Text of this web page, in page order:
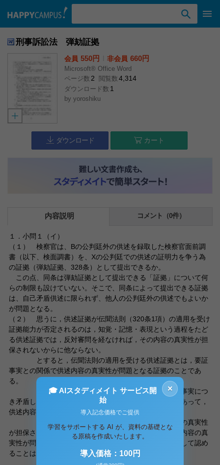
刑事訴訟法 弾劾証拠
会員 550円 非会員 660円
Microsoft® Office Word
ページ数 2 閲覧数 4,314
ダウンロード数 1
by yoroshiku
ダウンロード カート
内容説明 コメント（0件）
１．小問１（イ）
（１） 検察官は、Bの公判廷外の供述を録取した検察官面前調
書（以下、検面調書）を、Xの公判廷での供述の証明力を争う為
の証拠（弾劾証拠、328条）として提出できるか。
この点、同条は弾劾証拠として提出できる「証拠」について何
らの制限も設けていない。そこで、同条によって提出できる証拠
は、自己矛盾供述に限られず、他人の公判廷外の供述でもよいか
が問題となる。
（２） 思うに，供述証拠が伝聞法則（320条1項）の適用を受け
証拠能力が否定されるのは，知覚・記憶・表現という過程をたど
る供述証拠では，反対審問を経なければ，その内容の真実性が担
保されないからに他ならない。
とすると，伝聞法則の適用を受ける供述証拠とは，要証
事実との関係で供述内容の真実性が問題となる証拠のことであ
る。
この点，自己矛盾供述は，同一の証人が同一の事実につ
き矛盾した供述を述べていることを証明する為のものであって，
供述内容の真実性は問題とならない。
しかし，犯人の供述にあっては，その供述内容の真実性
が担保されてはじめて，証明力を争うことができ，供述内容の真
実性が問題となる。にもかかわらず，これを弾劾証拠として認め
ることは伝聞法則の趣旨を逸脱することになる。
×
🎓 AIスタディメイト サービス開
始
導入記念価格でご提供
学習をサポートする AI が、資料の基礎とな
る原稿を作成いたします。
導入価格：100円